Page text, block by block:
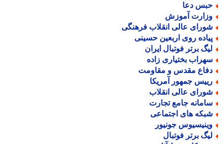
دعا
آموزش
عالی انقلاب فرهنگی
روی اربعین حسینی
برتر فوتبال ایران
بختیاری زاده
مقدس و مقاومت
جمهور آمریکا
عالی انقلاب
جامع تجارت
های اجتماعی
جونیور
برتر فوتبال